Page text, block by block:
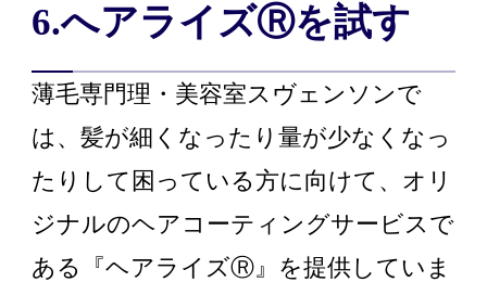
6.へアライズⓇを試す
薄毛専門理・美容室スヴェンソンで
は、髪が細くなったり量が少なくなっ
たりして困っている方に向けて、オリ
ジナルのヘアコーティングサービスで
ある『ヘアライズⓇ』を提供していま